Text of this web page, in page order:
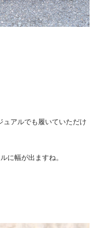
ュアルでも履いていただけ
に幅が出ますね。